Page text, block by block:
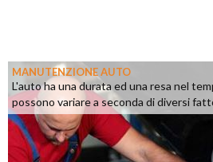
MANUTENZIONE AUTO
L'auto ha una durata ed una resa nel
possono variare a seconda di diversi